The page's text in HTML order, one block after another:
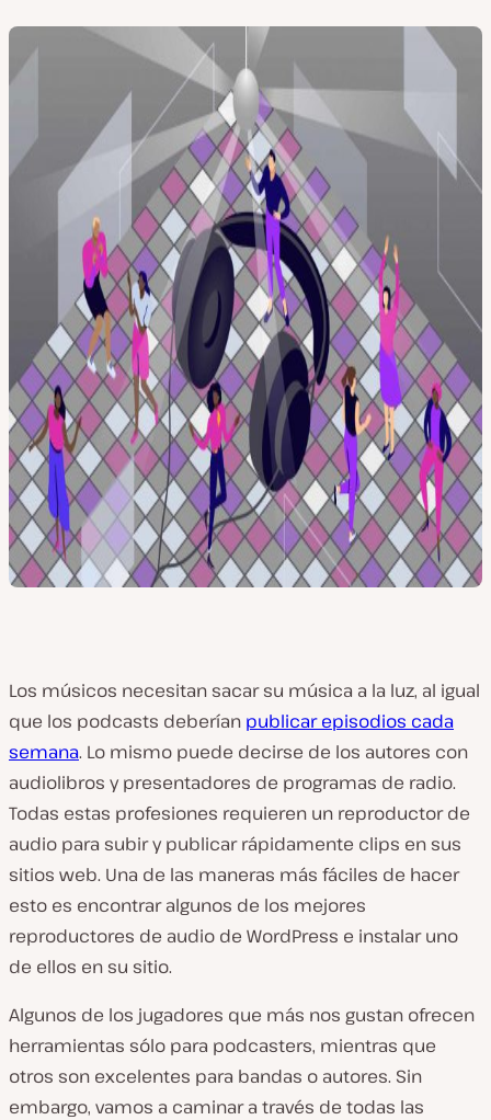
Los músicos necesitan sacar su música a la luz, al igual
que los podcasts deberían publicar episodios cada
semana. Lo mismo puede decirse de los autores con
audiolibros y presentadores de programas de radio.
Todas estas profesiones requieren un reproductor de
audio para subir y publicar rápidamente clips en sus
sitios web. Una de las maneras más fáciles de hacer
esto es encontrar algunos de los mejores
reproductores de audio de WordPress e instalar uno
de ellos en su sitio.
Algunos de los jugadores que más nos gustan ofrecen
herramientas sólo para podcasters, mientras que
otros son excelentes para bandas o autores. Sin
embargo, vamos a caminar a través de todas las